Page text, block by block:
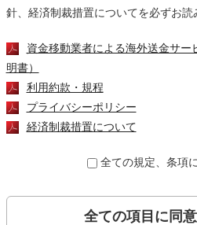
針、経済制裁措置についてを必ずお読
資金移動業者による海外送金サー
明書）
利用約款・規程
プライバシーポリシー
経済制裁措置について
全ての規定、条項
全ての項目に同